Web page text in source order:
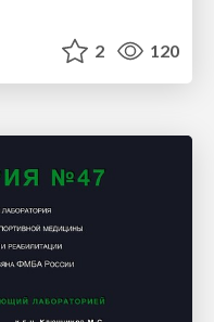
2 120